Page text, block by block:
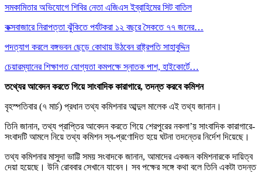
সমকামিতার অভিযোগে শিবির নেতা এজিএস ইব্রাহিমের সিট বাতিল
কক্সবাজারে নিরাপত্তা ঝুঁকিতে পর্যটকরা ১২ বছরে সৈকতে ৭৭ জনের…
পদত্যাগ করলে বঙ্গভবন ছেড়ে কোথায় উঠবেন রাষ্ট্রপতি সাহাবুদ্দিন
চেয়ারম্যানের শিক্ষাগত যোগ্যতা কমপক্ষে স্নাতক পাশ, হাইকোর্টে…
তথ্যের আবেদন করতে গিয়ে সাংবাদিক কারাগারে, তদন্ত করবে কমিশন
বৃহস্পতিবার (৭ মার্চ) প্রধান তথ্য কমিশনার আব্দুল মালেক এই তথ্য জানান।
তিনি জানান, তথ্য প্রাপ্তির আবেদন করতে গিয়ে শেরপুরের নকলা’য় সাংবাদিক কারাগারে-
সংবাদটি আমলে নিয়ে তথ্য কমিশন স্ব-প্রণোদিত হয়ে ঘটনা তদন্তের নির্দেশ দিয়েছে।
তথ্য কমিশনার মাসুদা ভাট্টি সময় সংবাদকে জানান, আমাদের একজন কমিশনারকে দায়িত্ব
দেয়া হয়েছে। উনি রোববার সেখানে যাবেন। সব পক্ষের সঙ্গে কথা বলে তিনি একটা তদন্ত